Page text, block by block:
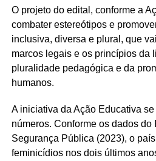
O projeto do edital, conforme a
combater estereótipos e
inclusiva, diversa e plural, que
marcos legais e os princípios da
pluralidade pedagógica e da
humanos.
A iniciativa da Ação Educativa
números. Conforme os dados do
Segurança Pública (2023), o
feminicídios nos dois últimos